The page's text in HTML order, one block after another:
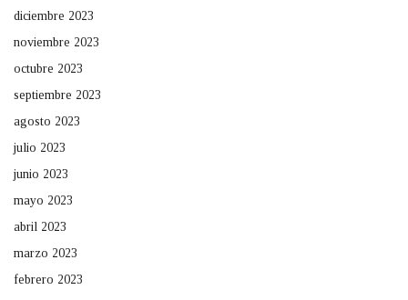
diciembre 2023
noviembre 2023
octubre 2023
septiembre 2023
agosto 2023
julio 2023
junio 2023
mayo 2023
abril 2023
marzo 2023
febrero 2023